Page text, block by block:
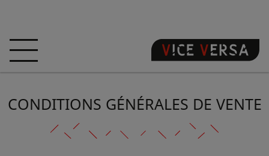
ACCUEIL CHAMBRES
OFFRES LOCALISATION
GARANTISSEZ
CONDITIONS GÉNÉRALES DE VENTE